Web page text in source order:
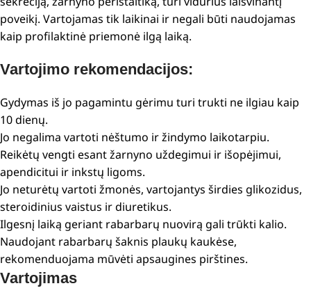
poveikį. Vartojamas tik laikinai ir negali būti naudojamas
kaip profilaktinė priemonė ilgą laiką.
Vartojimo rekomendacijos:
Gydymas iš jo pagamintu gėrimu turi trukti ne ilgiau kaip
10 dienų.
Jo negalima vartoti nėštumo ir žindymo laikotarpiu.
Reikėtų vengti esant žarnyno uždegimui ir išopėjimui,
apendicitui ir inkstų ligoms.
Jo neturėtų vartoti žmonės, vartojantys širdies glikozidus,
steroidinius vaistus ir diuretikus.
Ilgesnį laiką geriant rabarbarų nuovirą gali trūkti kalio.
Naudojant rabarbarų šaknis plaukų kaukėse,
rekomenduojama mūvėti apsaugines pirštines.
Vartojimas